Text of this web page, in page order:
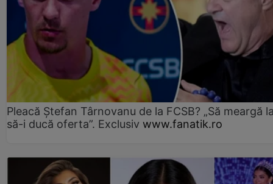
Pleacă Ștefan Târnovanu de la FCSB? „Să meargă
să-i ducă oferta”. Exclusiv www.fanatik.ro